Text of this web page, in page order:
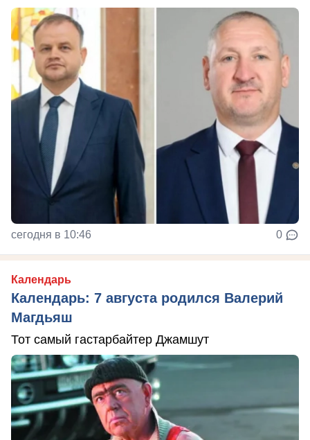
сегодня в 10:46 0
Календарь
Календарь: 7 августа родился Валерий
Магдьяш
Тот самый гастарбайтер Джамшут